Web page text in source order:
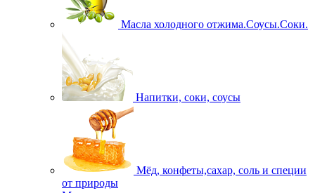
Масла холодного отжима.Соусы.Соки.
Напитки, соки, соусы
Мёд, конфеты,сахар, соль и специи
от природы